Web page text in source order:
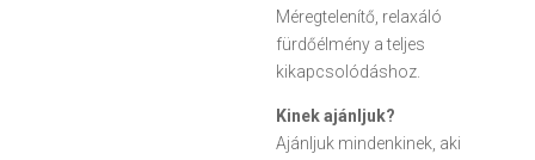
Méregtelenítő, relaxáló
fürdőélmény a teljes
kikapcsolódáshoz.
Kinek ajánljuk?
Ajánljuk mindenkinek, aki